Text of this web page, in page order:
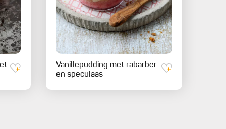
Vanillepudding met rabarber
en speculaas